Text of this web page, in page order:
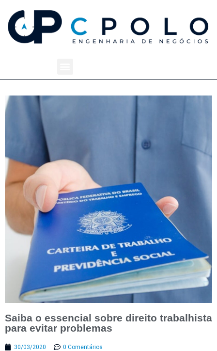
Saiba o essencial sobre direito trabalhista
para evitar problemas
30/03/2020 0 Comentários